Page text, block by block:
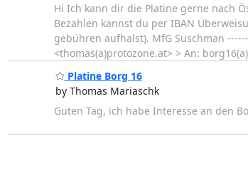
Hi Ich kann dir die Platine gerne nach
Bezahlen kannst du per IBAN
gebühren aufhalst). MfG Suschman
<thomas(a)protozone.at> > An:
Platine Borg 16
by Thomas Mariaschk
Guten Tag, ich habe Interesse an den